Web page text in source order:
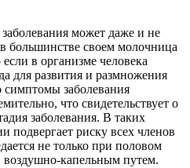
может даже и не
большинстве своем молочница
в организме человека
для развития и размножения
симптомы заболевания
что свидетельствует о
заболевания. В таких
подвергает риску всех членов
не только при половом
воздушно-капельным путем.